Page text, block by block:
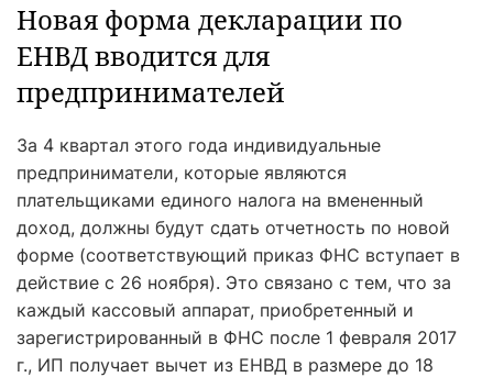
Новая форма декларации по
ЕНВД вводится для
предпринимателей
За 4 квартал этого года индивидуальные
предприниматели, которые являются
плательщиками единого налога на вмененный
доход, должны будут сдать отчетность по новой
форме (соответствующий приказ ФНС вступает в
действие с 26 ноября). Это связано с тем, что за
каждый кассовый аппарат, приобретенный и
зарегистрированный в ФНС после 1 февраля 2017
г., ИП получает вычет из ЕНВД в размере до 18